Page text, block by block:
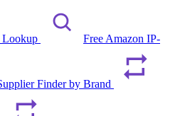
Lookup Free Amazon IP-
Finder by Brand